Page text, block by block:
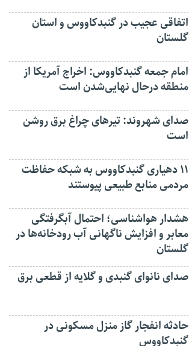
اتفاقی عجیب در‌ گنبدکاووس و استان
گلستان
امام جمعه گنبدکاووس: اخراج آمریکا از
منطقه درحال نهایی‌شدن است
صدای شهروند: تیرهای چراغ برق روشن
است
۱۱ دهیاری گنبدکاووس به شبکه حفاظت
مردمی منابع طبیعی پیوستند
هشدار هواشناسی؛ احتمال آبگرفتگی
معابر و افزایش ناگهانی آب رودخانه‌ها در
گلستان
صدای نانوای گنبدی و گلایه از قطعی برق
حادثه انفجار گاز منزل مسکونی در
گنبدکاووس